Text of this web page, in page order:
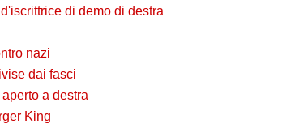
di demo di destra
nazi
dai fasci
a destra
King